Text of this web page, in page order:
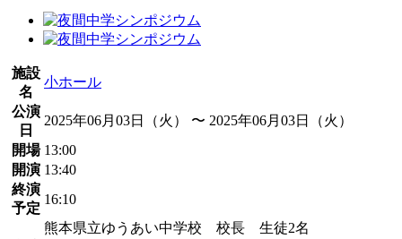
施設
名
小ホール
公演
日
2025年06月03日（火） 〜 2025年06月03日（火）
開場 13:00
開演 13:40
終演
予定
16:10
熊本県立ゆうあい中学校 校長 生徒2名